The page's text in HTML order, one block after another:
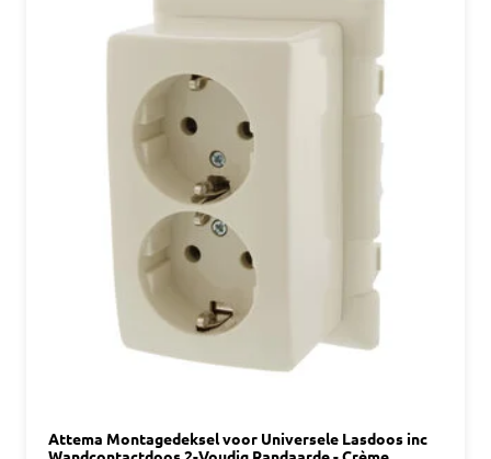
Attema Montagedeksel voor Universele Lasdoos inc